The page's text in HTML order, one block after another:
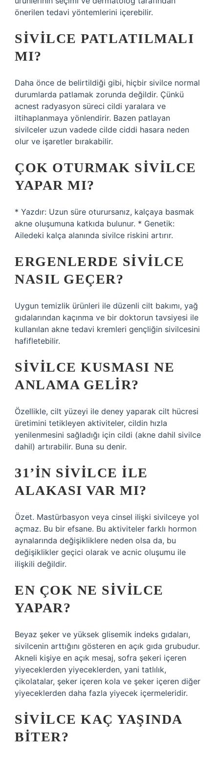
önerilen tedavi yöntemlerini içerebilir.
SIVILCE PATLATILMALI
MI?
Daha önce de belirtildiği gibi, hiçbir sivilce normal
durumlarda patlamak zorunda değildir. Çünkü
acnest radyasyon süreci cildi yaralara ve
iltihaplanmaya yönlendirir. Bazen patlayan
sivilceler uzun vadede cilde ciddi hasara neden
olur ve işaretler bırakabilir.
ÇOK OTURMAK SIVILCE
YAPAR MI?
* Yazdır: Uzun süre oturursanız, kalçaya basmak
akne oluşumuna katkıda bulunur. * Genetik:
Ailedeki kalça alanında sivilce riskini artırır.
ERGENLERDE SIVILCE
NASIL GEÇER?
Uygun temizlik ürünleri ile düzenli cilt bakımı, yağ
gıdalarından kaçınma ve bir doktorun tavsiyesi ile
kullanılan akne tedavi kremleri gençliğin sivilcesini
hafifletebilir.
SIVILCE KUSMASI NE
ANLAMA GELIR?
Özellikle, cilt yüzeyi ile deney yaparak cilt hücresi
üretimini tetikleyen aktiviteler, cildin hızla
yenilenmesini sağladığı için cildi (akne dahil sivilce
dahil) artırabilir. Buna su denir.
31’IN SIVILCE ILE
ALAKASI VAR MI?
Özet. Mastürbasyon veya cinsel ilişki sivilceye yol
açmaz. Bu bir efsane. Bu aktiviteler farklı hormon
aynalarında değişikliklere neden olsa da, bu
değişiklikler geçici olarak ve acnic oluşumu ile
ilişkili değildir.
EN ÇOK NE SIVILCE
YAPAR?
Beyaz şeker ve yüksek glisemik indeks gıdaları,
sivilcenin arttığını gösteren en açık gıda grubudur.
Akneli kişiye en açık mesaj, sofra şekeri içeren
yiyeceklerden yiyeceklerden, yani tatlılık,
çikolatalar, şeker içeren kola ve şeker içeren diğer
yiyeceklerden daha fazla yiyecek içermeleridir.
SIVILCE KAÇ YAŞINDA
BITER?